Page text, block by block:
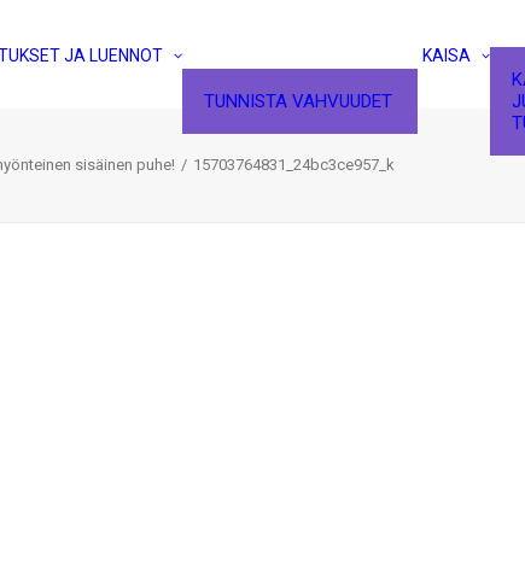
JA LUENNOT
TUNNISTA VAHVUUDET
KAISA
sisäinen puhe! 15703764831_24bc3ce957_k